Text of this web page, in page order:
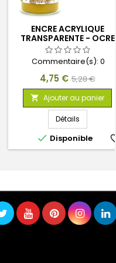
ENCRE ACRYLIQUE
TRANSPARENTE - OCRE
Commentaire(s): 0
Prix
4,75 € Prix
de
base
5,28 €
 Ajouter au panier
Détails
 Disponible favorite_border